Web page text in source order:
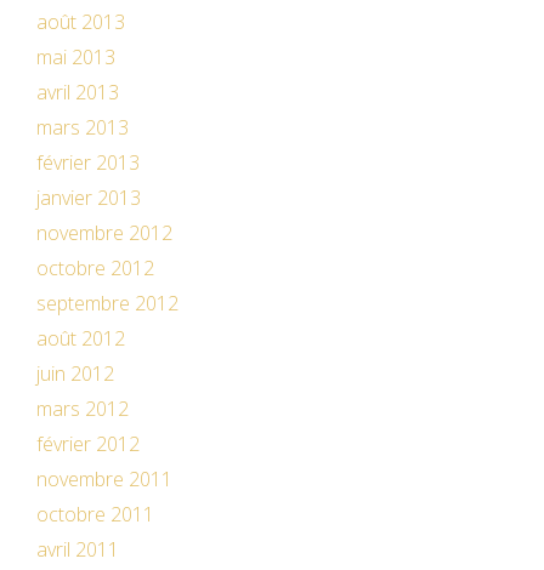
août 2013
mai 2013
avril 2013
mars 2013
février 2013
janvier 2013
novembre 2012
octobre 2012
septembre 2012
août 2012
juin 2012
mars 2012
février 2012
novembre 2011
octobre 2011
avril 2011